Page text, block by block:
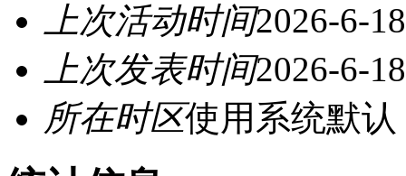
上次活动时间2026-6-
上次发表时间2026-6-
所在时区使用系统默认